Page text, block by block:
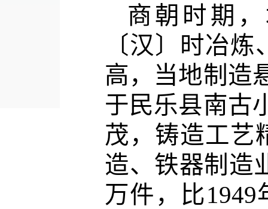
商朝时期
〔汉〕时冶
高，当地制造
于民乐县南古
茂，铸造工艺
造、铁器制造
万件，比1949